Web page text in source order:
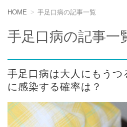
HOME 手足口病の記事一覧
手足口病の記事一
手足口病は大人にもうつ
に感染する確率は？